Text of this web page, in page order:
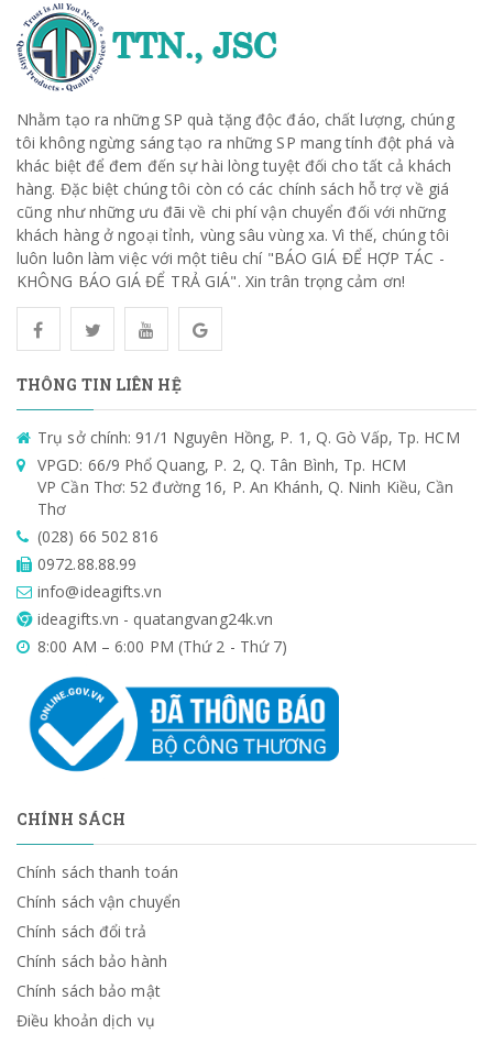
Nhằm tạo ra những SP quà tặng độc đáo, chất lượng, chúng
tôi không ngừng sáng tạo ra những SP mang tính đột phá và
khác biệt để đem đến sự hài lòng tuyệt đối cho tất cả khách
hàng. Đặc biệt chúng tôi còn có các chính sách hỗ trợ về giá
cũng như những ưu đãi về chi phí vận chuyển đối với những
khách hàng ở ngoại tỉnh, vùng sâu vùng xa. Vì thế, chúng tôi
luôn luôn làm việc với một tiêu chí "BÁO GIÁ ĐỂ HỢP TÁC -
KHÔNG BÁO GIÁ ĐỂ TRẢ GIÁ". Xin trân trọng cảm ơn!
THÔNG TIN LIÊN HỆ
Trụ sở chính: 91/1 Nguyên Hồng, P. 1, Q. Gò Vấp, Tp. HCM
VPGD: 66/9 Phổ Quang, P. 2, Q. Tân Bình, Tp. HCM
VP Cần Thơ: 52 đường 16, P. An Khánh, Q. Ninh Kiều, Cần
Thơ
(028) 66 502 816
0972.88.88.99
info@ideagifts.vn
ideagifts.vn - quatangvang24k.vn
8:00 AM – 6:00 PM (Thứ 2 - Thứ 7)
CHÍNH SÁCH
Chính sách thanh toán
Chính sách vận chuyển
Chính sách đổi trả
Chính sách bảo hành
Chính sách bảo mật
Điều khoản dịch vụ